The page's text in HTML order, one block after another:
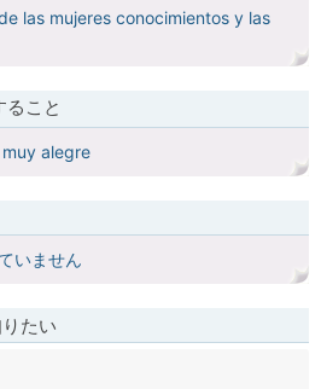
las mujeres conocimientos y las
こと
alegre
いません
たい